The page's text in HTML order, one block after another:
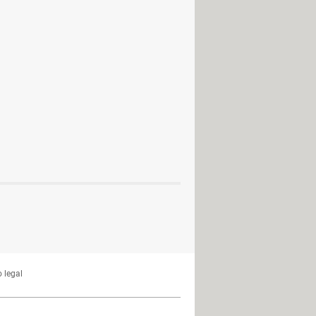
evitar, ejemplos…
qué sirve
a objetos: Java, C++...
la muerte
cómo funciona...
legal